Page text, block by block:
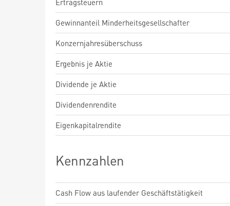
Ertragsteuern
Gewinnanteil Minderheitsgesellschafter
Konzernjahresüberschuss
Ergebnis je Aktie
Dividende je Aktie
Dividendenrendite
Eigenkapitalrendite
Kennzahlen
Cash Flow aus laufender Geschäftstätigkeit